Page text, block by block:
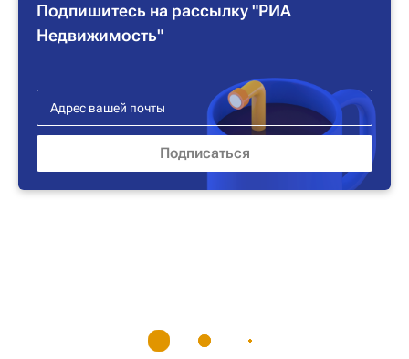
Подпишитесь на рассылку "РИА
Недвижимость"